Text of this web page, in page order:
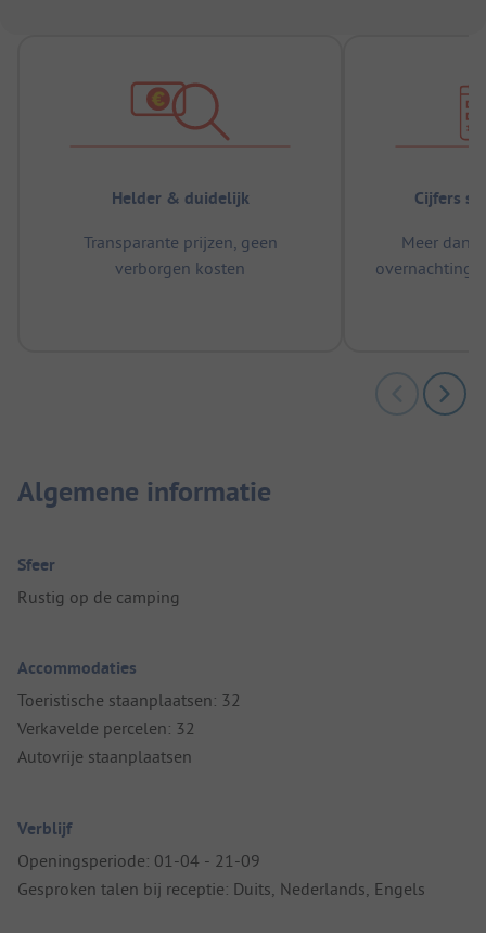
Helder & duidelijk
Transparante prijzen, geen
verborgen kosten
Cijfers
Meer dan
Algemene informatie
Sfeer
Rustig op de camping
Accommodaties
Toeristische staanplaatsen: 32
Verkavelde percelen: 32
Autovrije staanplaatsen
Verblijf
Openingsperiode: 01-04 - 21-09
Gesproken talen bij receptie: Duits, Nederlands, Engels